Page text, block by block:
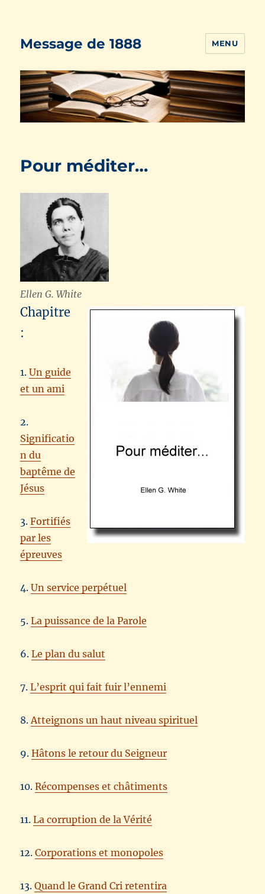
Message de 1888 MENU
Pour méditer…
Ellen G. White
Chapitre
:
1.Un guide
et un ami
2.
Significatio
n du
baptême de
Jésus
3.Fortifiés
par les
épreuves
4.Un service perpétuel
5.La puissance de la Parole
6.Le plan du salut
7.L’esprit qui fait fuir l’ennemi
8. Atteignons un haut niveau spirituel
9.Hâtons le retour du Seigneur
10.Récompenses et châtiments
11.La corruption de la Vérité
12.Corporations et monopoles
13.Quand le Grand Cri retentira